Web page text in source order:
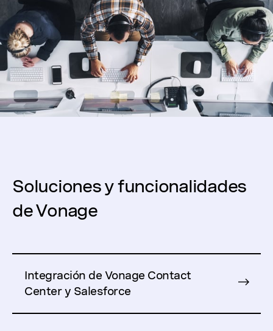
Soluciones y funcionalidades
de Vonage
Integración de Vonage Contact
Center y Salesforce